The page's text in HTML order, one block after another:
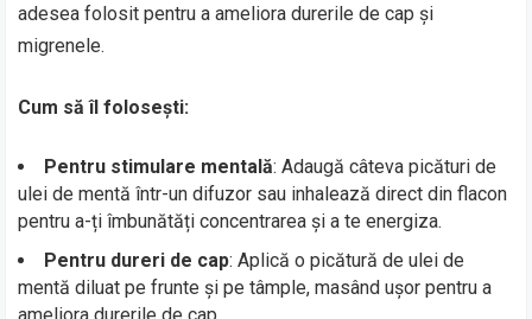
adesea folosit pentru a ameliora durerile de cap și
migrenele.
Cum să îl folosești:
Pentru stimulare mentală: Adaugă câteva picături de
ulei de mentă într-un difuzor sau inhalează direct din flacon
pentru a-ți îmbunătăți concentrarea și a te energiza.
Pentru dureri de cap: Aplică o picătură de ulei de
mentă diluat pe frunte și pe tâmple, masând ușor pentru a
ameliora durerile de cap.